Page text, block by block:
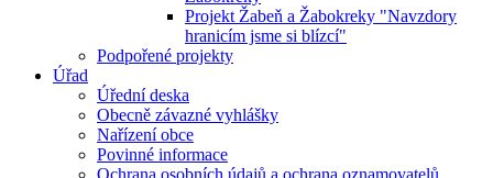
Projekt Žabeň a Žabokreky "Navzdory
hranicím jsme si blízcí"
Podpořené projekty
Úřad
Úřední deska
Obecně závazné vyhlášky
Nařízení obce
Povinné informace
Ochrana osobních údajů a ochrana oznamovatelů